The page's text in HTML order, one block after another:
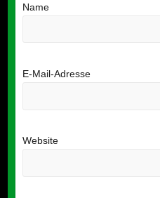
Name
E-Mail-Adresse
Website